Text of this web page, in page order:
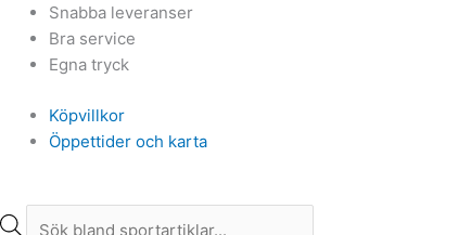
Hoppa
innehåll
Snabba leveranser
Bra service
Egna tryck
Köpvillkor
Öppettider och karta
Products
search
Products
search